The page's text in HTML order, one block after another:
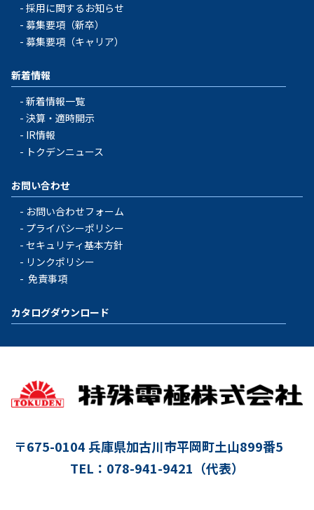
採用に関するお知らせ
募集要項（新卒）
募集要項（キャリア）
新着情報
新着情報一覧
決算・適時開示
IR情報
トクデンニュース
お問い合わせ
お問い合わせフォーム
プライバシーポリシー
セキュリティ基本方針
リンクポリシー
免責事項
カタログダウンロード
〒675-0104 兵庫県加古川市平岡町土山899番5
TEL：078-941-9421（代表）